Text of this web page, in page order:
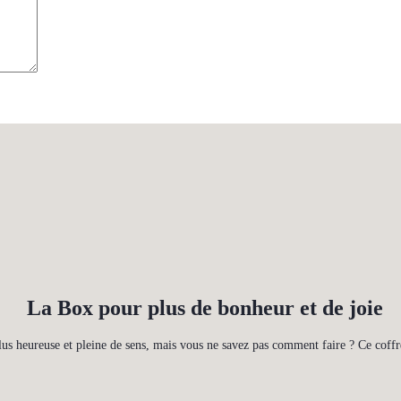
La Box pour plus de bonheur et de joie
heureuse et pleine de sens, mais vous ne savez pas comment faire ? Ce